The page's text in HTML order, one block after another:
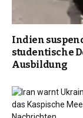
Indien
studentische
Ausbildung